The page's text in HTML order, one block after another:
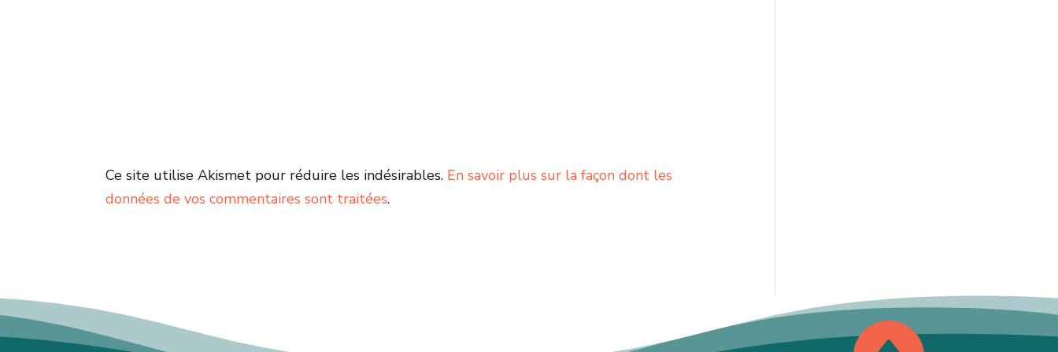
Ce site utilise Akismet pour réduire les indésirables. En savoir plus sur la façon dont les
données de vos commentaires sont traitées.